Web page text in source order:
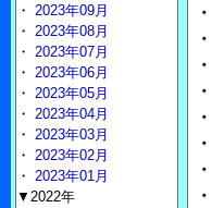
・
・
・
・
・
・
・
・
・ 2023年09月
・ 2023年08月
・ 2023年07月
・ 2023年06月
・ 2023年05月
・ 2023年04月
・ 2023年03月
・ 2023年02月
・ 2023年01月
▼2022年